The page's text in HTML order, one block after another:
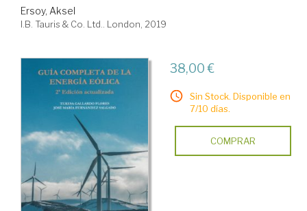
Ersoy, Aksel
I.B. Tauris & Co. Ltd.. London, 2019
38,00 €
Sin Stock. Disponible en
7/10 días.
COMPRAR